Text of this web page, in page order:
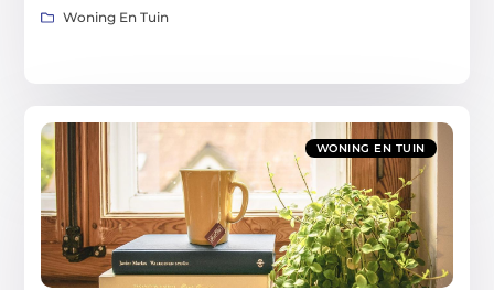
Woning En Tuin
WONING EN TUIN